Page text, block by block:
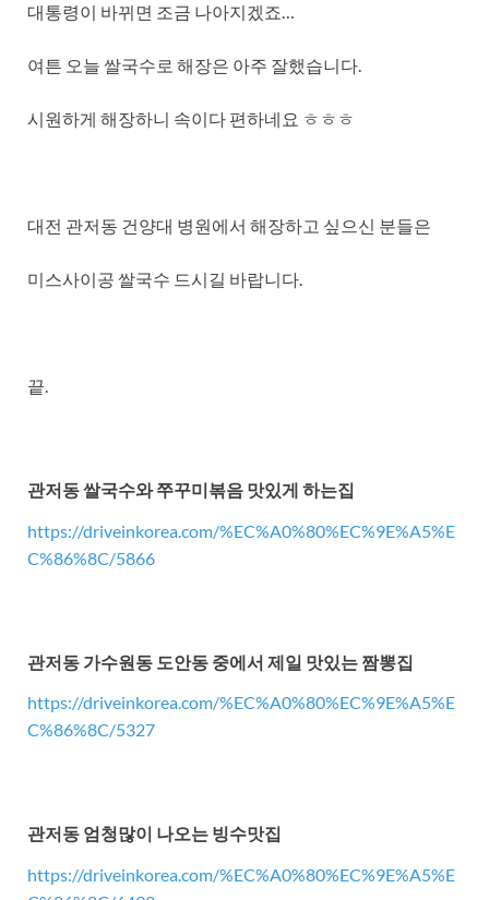
대통령이 바뀌면 조금 나아지겠죠…
여튼 오늘 쌀국수로 해장은 아주 잘했습니다.
시원하게 해장하니 속이다 편하네요 ㅎㅎㅎ
대전 관저동 건양대 병원에서 해장하고 싶으신 분들은
미스사이공 쌀국수 드시길 바랍니다.
끝.
관저동 쌀국수와 쭈꾸미볶음 맛있게 하는집
https://driveinkorea.com/%EC%A0%80%EC%9E%A5%E
C%86%8C/5866
관저동 가수원동 도안동 중에서 제일 맛있는 짬뽕집
https://driveinkorea.com/%EC%A0%80%EC%9E%A5%E
C%86%8C/5327
관저동 엄청많이 나오는 빙수맛집
https://driveinkorea.com/%EC%A0%80%EC%9E%A5%E